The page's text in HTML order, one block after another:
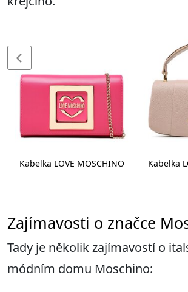
Kabelka LOVE MOSCHINO Kabelka
Zajímavosti o značce
Tady je několik zajímavostí o
módním domu Moschino: